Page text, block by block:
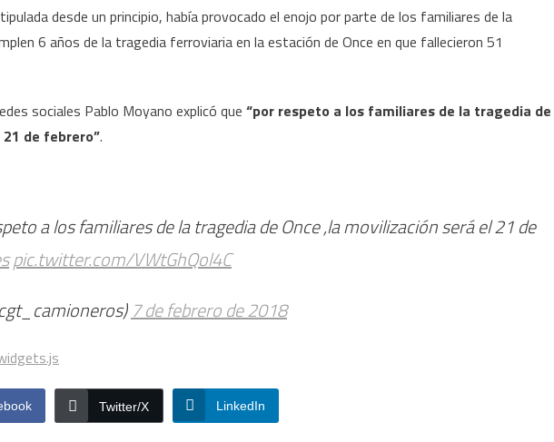
desde un principio, había provocado el enojo por parte de los familiares de la
6 años de la tragedia ferroviaria en la estación de Once en que fallecieron 51
sociales Pablo Moyano explicó que “por respeto a los familiares de la tragedia de
de febrero”.
a los familiares de la tragedia de Once ,la movilización será el 21 de
pic.twitter.com/VWtGhQol4C
7 de febrero de 2018
Twitter/X LinkedIn